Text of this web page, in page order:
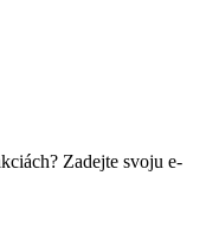
Zadejte svoju e-